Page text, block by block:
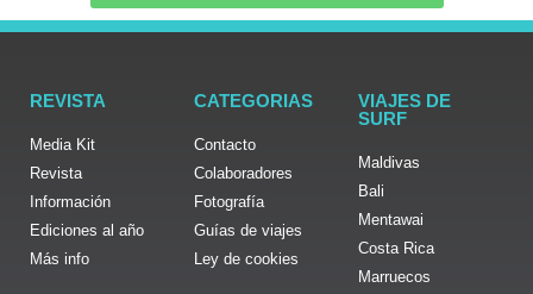
REVISTA
Media Kit
Revista
Información
Ediciones al año
Más info
CATEGORIAS
Contacto
Colaboradores
Fotografía
Guías de viajes
Ley de cookies
VIAJES DE
SURF
Maldivas
Bali
Mentawai
Costa Rica
Marruecos